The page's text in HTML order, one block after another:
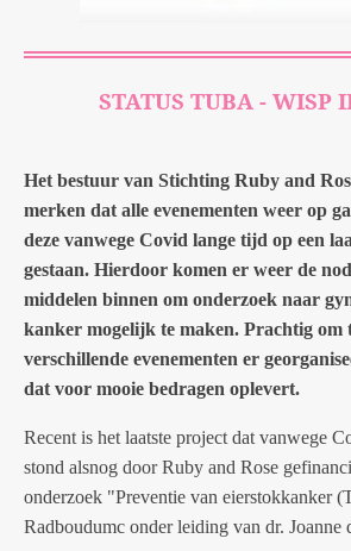
STATUS TUBA - WISP
Het bestuur van Stichting Ruby and
merken dat alle evenementen weer op
deze vanwege Covid lange tijd op een
gestaan. Hierdoor komen er weer de
middelen binnen om onderzoek naar
kanker mogelijk te maken. Prachtig om
verschillende evenementen er
dat voor mooie bedragen oplevert.
Recent is het laatste project dat vanwege
stond alsnog door Ruby and Rose
onderzoek "Preventie van eierstokkanker
Radboudumc onder leiding van dr. Joanne